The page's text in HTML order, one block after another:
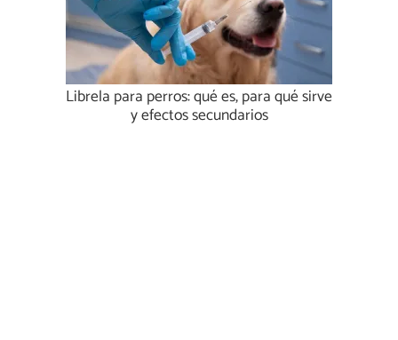
Librela para perros: qué es, para qué sirve
y efectos secundarios